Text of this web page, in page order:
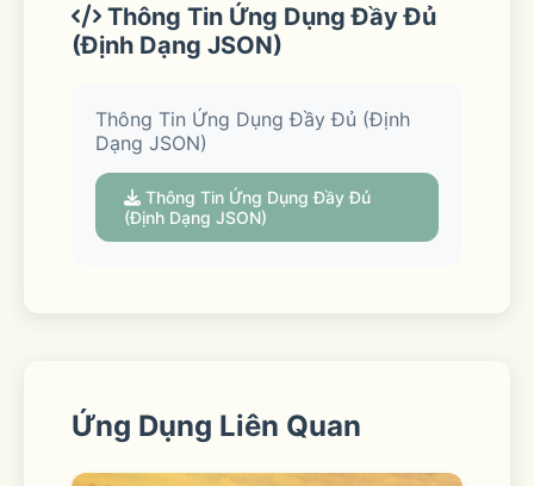
Swing by the store to collect your
order curbside—we’ll even load your
car.
From a local store straight to your
Thông Tin Ứng Dụng Đầy Đủ
(Định Dạng JSON)
Thông Tin Ứng Dụng Đầy Đủ (Định
Dạng JSON)
Thông Tin Ứng Dụng Đầy Đủ
(Định Dạng JSON)
Ứng Dụng Liên Quan